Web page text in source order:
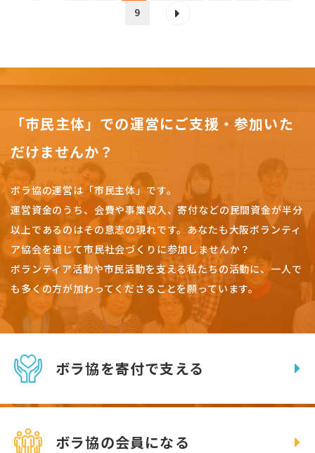
9
「市民主体」での運営にご支援・参加いた
だけませんか？
ボラ協の運営は「市民主体」です。
運営資金のうち、会費や事業収入、寄付などの民間資金が半分
以上であるのはその意志の現れです。 あなたも大阪ボランティ
ア協会を通じて市民社会づくりに参加しませんか？
ボランティア活動や市民活動を支える私たちの活動に、一人で
も多くの方が加わってくださることを願っています。
ボラ協を寄付で支える
ボラ協の会員になる